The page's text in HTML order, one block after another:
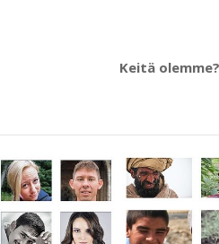
Keitä olemme?